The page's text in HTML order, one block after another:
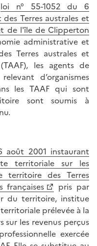
loi n° 55-1052 du 6
Terres australes et
de l'île de Clipperton
administrative et
Terres australes et
les agents de
d’organismes
les TAAF qui sont
sont soumis à
août 2001 instaurant
territoriale sur les
territoire des Terres
françaises
pris par
du territoire, institue
prélevée à la
sur les revenus perçus
exercée